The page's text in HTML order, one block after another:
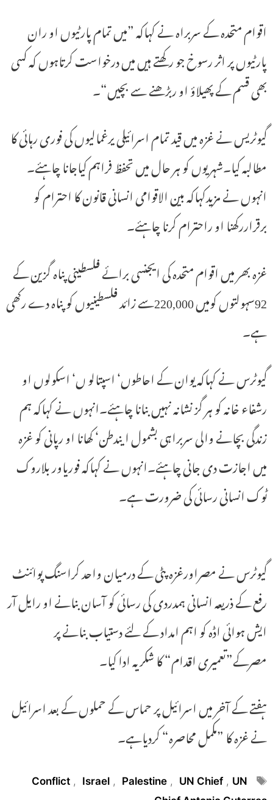
اقوام متحدہ کے سربراہ نے کہاکہ ”میں تمام پارٹیوں او ران
پارٹیوں پر اثر رسوخ جو رکھتے ہیں میں درخواست کرتاہوں کہ کسی
بھی قسم کے پھیلاؤ او ربڑھنے سے بچیں“۔
گیوٹریس نے غزہ میں قید تمام اسرائیلی یرغمالیوں کی فوری رہائی کا
مطالبہ کیا۔شہریوں کو ہر حال میں تحفظ فراہم کیاجانا چاہئے۔
انہوں نے مزیدکہاکہ بین الاقوامی انسانی قانون کا احترام کو
برقراررکھنا او راحترام کرنا چاہئے۔
غزہ بھر میں اقوام متحدہ کی ایجنسی برائے فلسطینی پناہ گزین کے
92سہولتوں کومیں 220,000سے زائد فلسطینیوں کو پناہ دے رکھی
ہے۔
گیوٹرس نے کہاکہ یوان کے احاطوں‘ اسپتالو ں‘ اسکولوں او
رشفاء خانہ کو ہر گز نشانہ نہیں بنانا چاہئے۔انہوں نے کہاکہ ہم
زندگی بچانے والی سربراہی بشمول ایندطن‘ کھانا او رپانی کو غزہ
میں اجازت دی جانی چاہئے۔انہوں نے کہاکہ فوریاور بلاروک
ٹوک انسانی رسائی کی ضرورت ہے۔
گیوٹرس نے مصراورغزہ پٹی کے درمیان واحد کراسنگ پوائنٹ
رفع کے ذریعہ انسانی ہمدردی کی رسائی کو آسان بنانے او رایل آر
ایش ہوائی اڈہ کو اہم امداد کے لئے دستیاب بنانے پر
مصرکے”تعمیری اقدام“ کا شکریہ ادا کیا۔
ہفتے کے آخر میں اسرائیل پر حماس کے حملوں کے بعد اسرائیل
نے غزہ کا ”مکمل محاصرہ“ کردیاہے۔
Tags
Conflict , Israel , Palestine , UN Chief , UN